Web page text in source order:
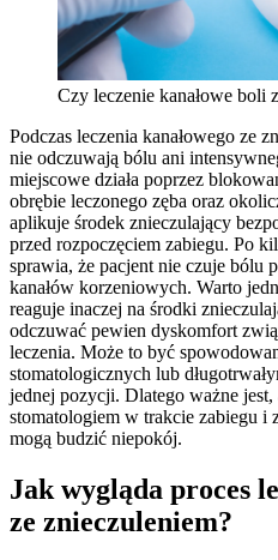
Czy leczenie kanałowe boli
Podczas leczenia kanałowego ze
nie odczuwają bólu ani
miejscowe działa poprzez
obrębie leczonego zęba oraz
aplikuje środek znieczulający
przed rozpoczęciem zabiegu. Po
sprawia, że pacjent nie czuje bólu
kanałów korzeniowych. Warto
reaguje inaczej na środki
odczuwać pewien dyskomfort
leczenia. Może to być
stomatologicznych lub
jednej pozycji. Dlatego ważne
stomatologiem w trakcie zabiegu i
mogą budzić niepokój.
Jak wygląda proces
ze znieczuleniem?